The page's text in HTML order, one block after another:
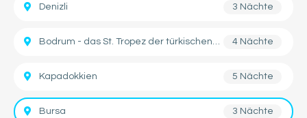
Denizli 3 Nächte
Bodrum - das St. Tropez der türkischen Ägäis 4 Nächte
Kapadokkien 5 Nächte
Bursa 3 Nächte